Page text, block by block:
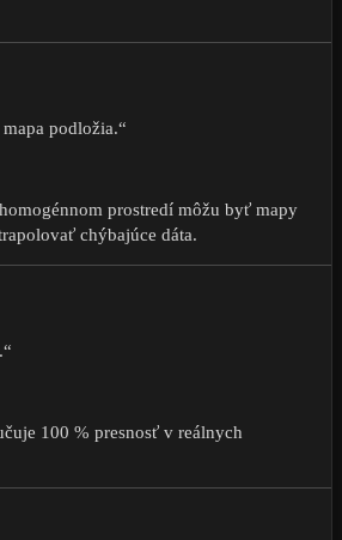
podložia.“
prostredí môžu byť mapy
chýbajúce dáta.
100 % presnosť v reálnych